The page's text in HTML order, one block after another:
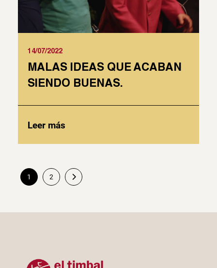
14/07/2022
MALAS IDEAS QUE ACABAN
SIENDO BUENAS.
Leer más
Paginación
de
1 2